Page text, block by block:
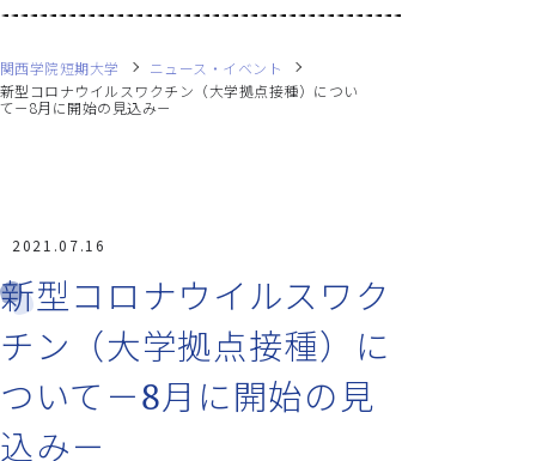
関西学院短期大学
ニュース・イベント
新型コロナウイルスワクチン（大学拠点接種）につい
て－8月に開始の見込み－
2021.07.16
新型コロナウイルスワク
チン（大学拠点接種）に
ついて－8月に開始の見
込み－